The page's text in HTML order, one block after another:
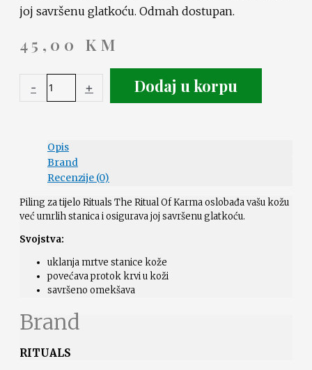
joj savršenu glatkoću. Odmah dostupan.
45,00 KM
- + Dodaj u korpu
Opis
Brand
Recenzije (0)
Piling za tijelo Rituals The Ritual Of Karma oslobađa vašu kožu
već umrlih stanica i osigurava joj savršenu glatkoću.
Svojstva:
uklanja mrtve stanice kože
povećava protok krvi u koži
savršeno omekšava
Brand
RITUALS